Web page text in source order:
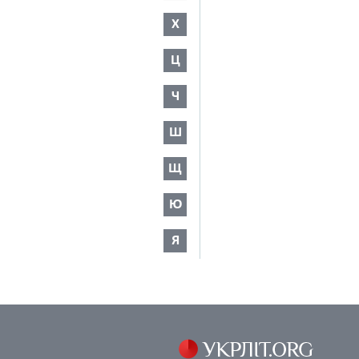
Х
Ц
Ч
Ш
Щ
Ю
Я